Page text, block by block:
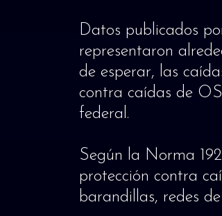
Datos publicados
representaron
de esperar, las
contra caídas de
federal.
Según la Norma
protección contra
barandillas, redes